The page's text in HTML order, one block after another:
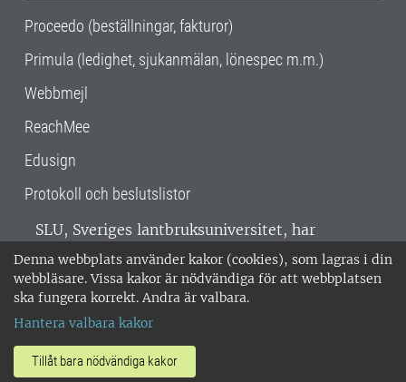
Denna webbplats använder kakor (cookies), som lagras i din
webbläsare. Vissa kakor är nödvändiga för att webbplatsen
ska fungera korrekt. Andra är valbara.
Hantera valbara kakor
Tillåt bara nödvändiga kakor
Proceedo (beställningar, fakturor)
Primula (ledighet, sjukanmälan, lönespec m.m.)
Webbmejl
ReachMee
Edusign
Protokoll och beslutslistor
SLU, Sveriges lantbruksuniversitet, har
verksamhet över hela Sverige. Huvudorter är
Alnarp, Uppsala och Umeå.SLU är
miljöcertifierat enligt ISO 14001. •
018-67 10 00 • Org nr: 202100-2817 •
Om SLU:s webbplatser